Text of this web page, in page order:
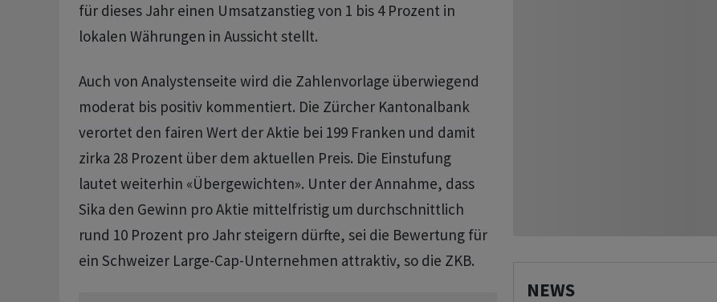
für dieses Jahr einen Umsatzanstieg von 1 bis 4 Prozent in
lokalen Währungen in Aussicht stellt.
Auch von Analystenseite wird die Zahlenvorlage überwiegend
moderat bis positiv kommentiert. Die Zürcher Kantonalbank
verortet den fairen Wert der Aktie bei 199 Franken und damit
zirka 28 Prozent über dem aktuellen Preis. Die Einstufung
lautet weiterhin «Übergewichten». Unter der Annahme, dass
Sika den Gewinn pro Aktie mittelfristig um durchschnittlich
rund 10 Prozent pro Jahr steigern dürfte, sei die Bewertung für
ein Schweizer Large-Cap-Unternehmen attraktiv, so die ZKB.
NEWS